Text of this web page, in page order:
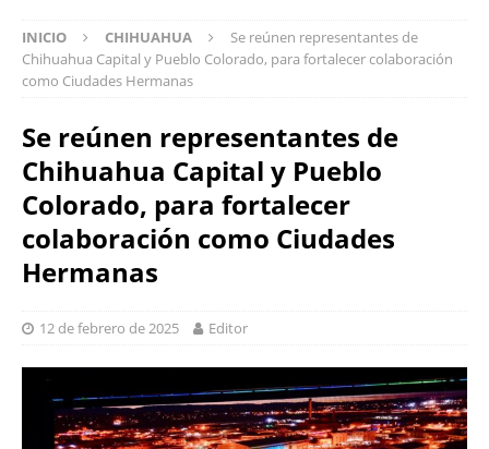
INICIO CHIHUAHUA
Se reúnen representantes de
Chihuahua Capital y Pueblo Colorado, para fortalecer colaboración
como Ciudades Hermanas
Se reúnen representantes de
Chihuahua Capital y Pueblo
Colorado, para fortalecer
colaboración como Ciudades
Hermanas
12 de febrero de 2025 Editor